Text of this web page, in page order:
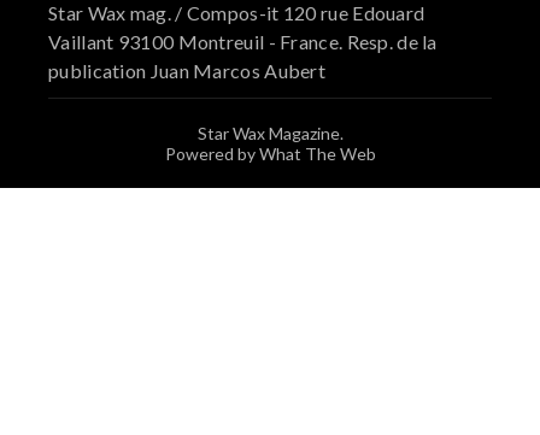
Star Wax mag. / Compos-it 120 rue Edouard
Vaillant 93100 Montreuil - France. Resp. de la
publication Juan Marcos Aubert
Star Wax Magazine.
Powered by What The Web